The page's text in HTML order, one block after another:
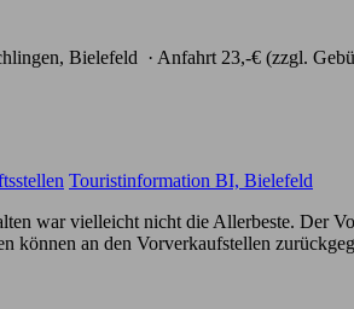
Bielefeld · Anfahrt 23,-€ (zzgl.
Touristinformation BI, Bielefeld
war vielleicht nicht die Allerbeste. Der
können an den Vorverkaufstellen